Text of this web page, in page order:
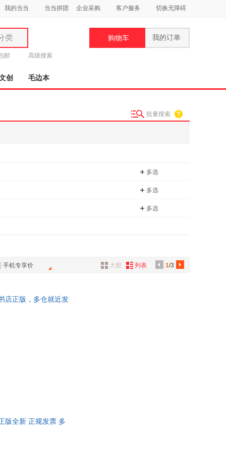
我的当当 当当拼团 企业采购 客户服务 切换无障碍
类
邮 高级搜索
购物车 我的订单
创 毛边本
批量搜索
多选
多选
多选
手机专享价 1/3
大图 列表
店正版，多仓就近发
版全新 正规发票 多